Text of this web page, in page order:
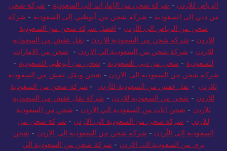
الرياض للاردن - شركة شحن من الإمارات إلى السعودية - شركة شحن
من دبي إلى السعودية - شركة شحن من أبوظبي إلى السعودية - شركة
شحن من الرياض الى الأردن - افضل شركة شحن من السعودية
للاردن - شركة شحن من السعودية للاردن - نقل عفش من السعودية
للاردن - شركة شحن من السعودية الي الاردن - شحن من الامارات
للسعودية - شحن من دبي للسعودية - شحن من أبوظبي للسعودية -
شركة شحن من السعودية الى الاردن - شحن ونقل عفش من السعودية
للاردن - نقل عفش من السعودية للأردن - شركة شحن من السعودية
للاردن - شحن من السعودية للاردن - شركة نقل عفش من السعودية
للاردن - شحن اثاث من السعودية الي الاردن - شحن من السعودية
للاردن - شركة شحن من السعودية الي الاردن - شركة شحن من
السعودية إلى الأردن - شركة شحن من السعودية الى الاردن - شحن
بري من السعودية الى الاردن - شركة شحن من السعودية الي